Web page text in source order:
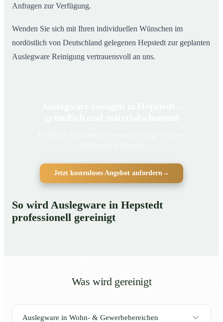
Anfragen zur Verfügung.
Wenden Sie sich mit Ihren individuellen Wünschen im
nordöstlich von Deutschland gelegenen Hepstedt zur geplanten
Auslegware Reinigung vertrauensvoll an uns.
Jetzt kostenloses Angebot anfordern→
So wird Auslegware in Hepstedt
professionell gereinigt
Was wird gereinigt
Auslegware in Wohn- & Gewerbebereichen